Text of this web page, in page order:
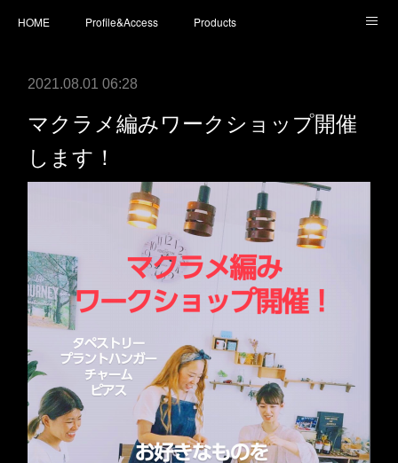
HOME Profile&Access Products
2021.08.01 06:28
マクラメ編みワークショップ開催
します！